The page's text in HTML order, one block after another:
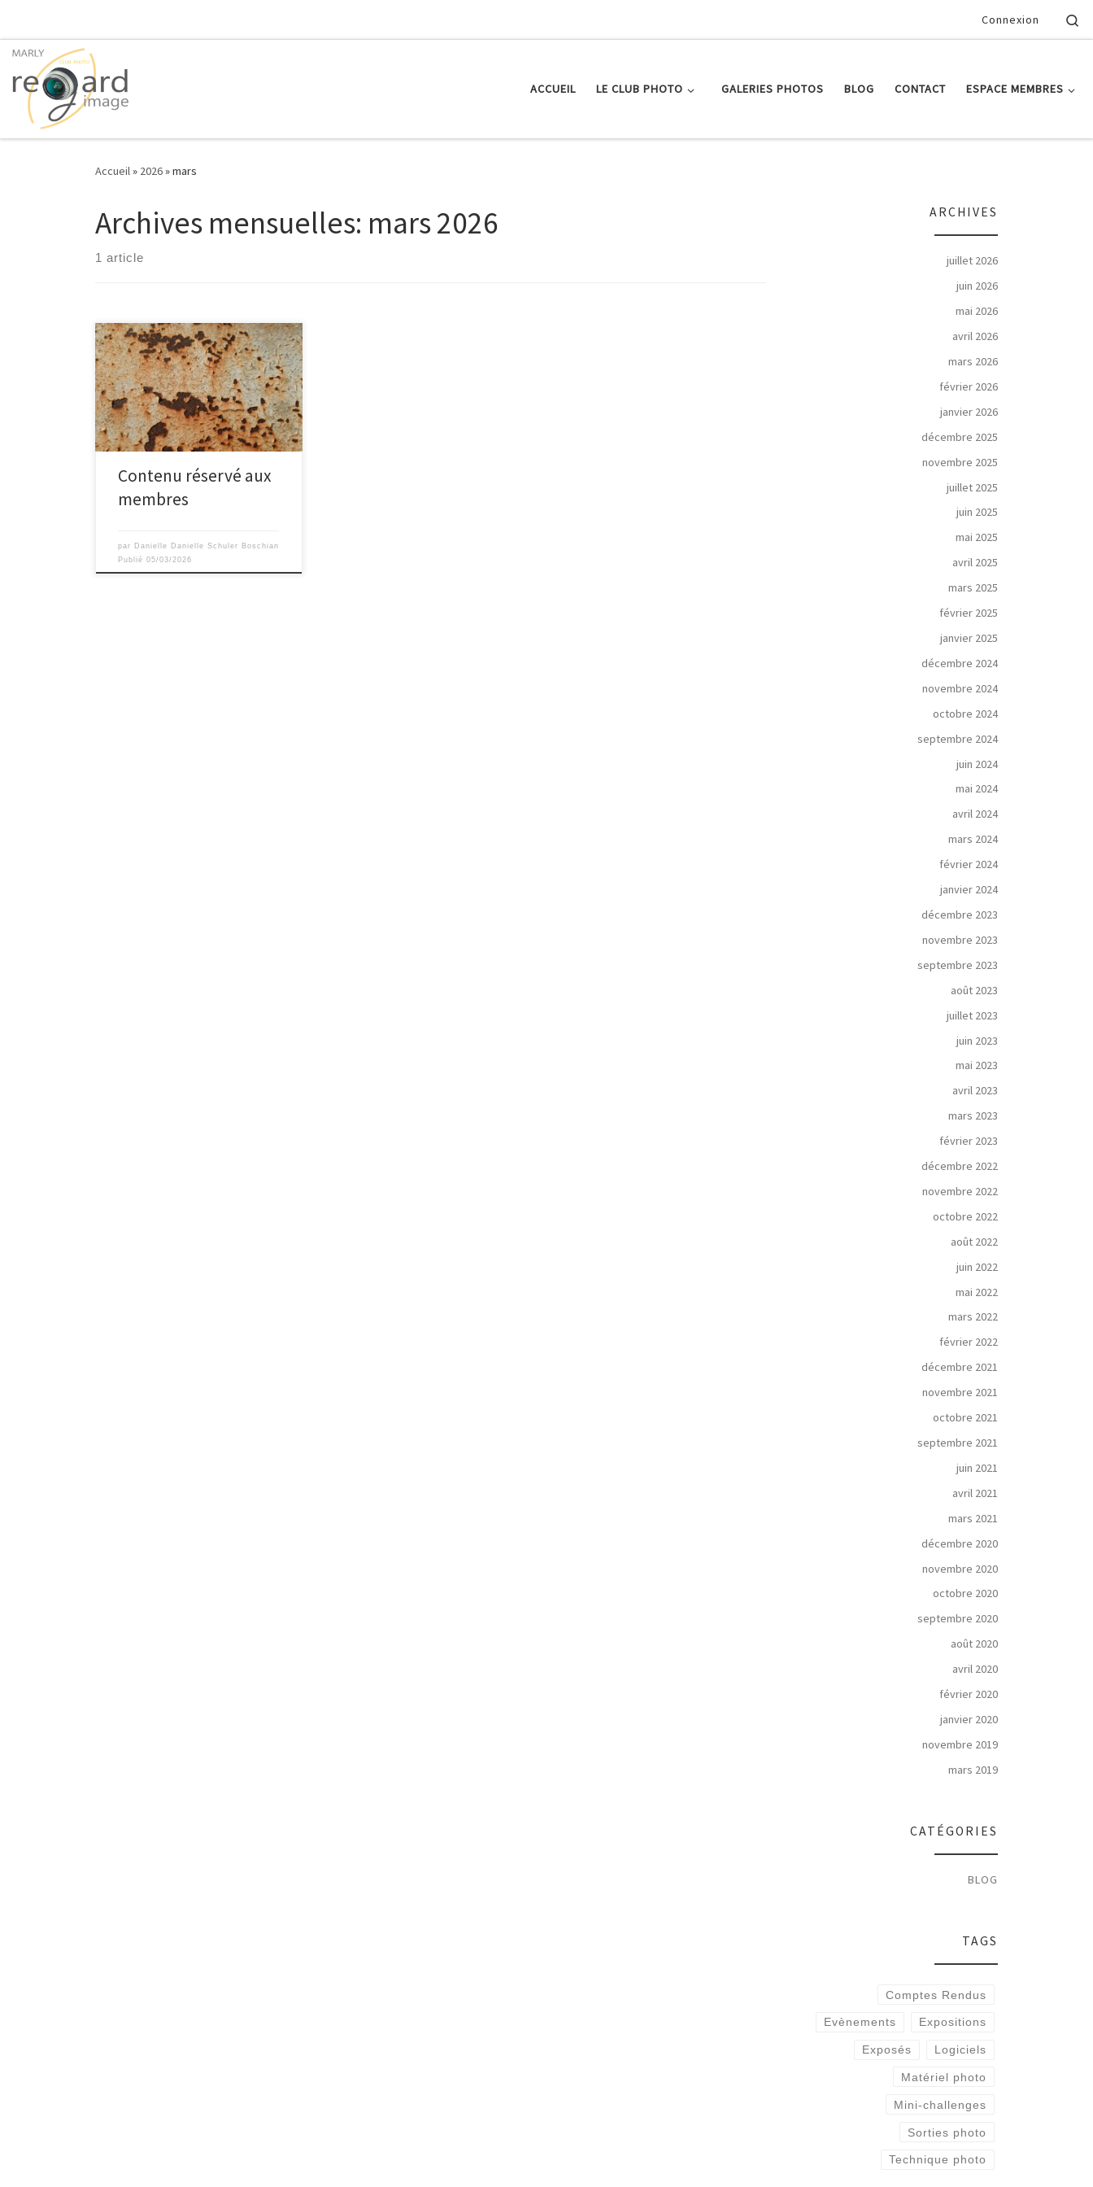
Connexion
ACCUEIL LE CLUB PHOTO GALERIES PHOTOS BLOG CONTACT ESPACE MEMBRES
Accueil» 2026»mars
Archives mensuelles: mars 2026
1 article
Contenu réservé aux
membres
par Danielle Danielle Schuler Boschian
Publié05/03/2026
ARCHIVES
juillet 2026
juin 2026
mai 2026
avril 2026
mars 2026
février 2026
janvier 2026
décembre 2025
novembre 2025
juillet 2025
juin 2025
mai 2025
avril 2025
mars 2025
février 2025
janvier 2025
décembre 2024
novembre 2024
octobre 2024
septembre 2024
juin 2024
mai 2024
avril 2024
mars 2024
février 2024
janvier 2024
décembre 2023
novembre 2023
septembre 2023
août 2023
juillet 2023
juin 2023
mai 2023
avril 2023
mars 2023
février 2023
décembre 2022
novembre 2022
octobre 2022
août 2022
juin 2022
mai 2022
mars 2022
février 2022
décembre 2021
novembre 2021
octobre 2021
septembre 2021
juin 2021
avril 2021
mars 2021
décembre 2020
novembre 2020
octobre 2020
septembre 2020
août 2020
avril 2020
février 2020
janvier 2020
novembre 2019
mars 2019
CATÉGORIES
BLOG
TAGS
Comptes Rendus
Evènements Expositions
Exposés Logiciels
Matériel photo
Mini-challenges
Sorties photo
Technique photo